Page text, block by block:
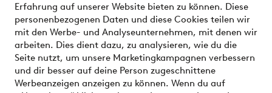
Erfahrung auf unserer Website bieten zu können. Diese
personenbezogenen Daten und diese Cookies teilen wir
mit den Werbe- und Analyseunternehmen, mit denen wir
arbeiten. Dies dient dazu, zu analysieren, wie du die
Seite nutzt, um unsere Marketingkampagnen verbessern
und dir besser auf deine Person zugeschnittene
Werbeanzeigen anzeigen zu können. Wenn du auf
Sichere Zahlungen - Jetzt bezahlen oder aufteilen
Möchtest du mehr über unsere
Zahlungsmöglichkeitenerfahren?